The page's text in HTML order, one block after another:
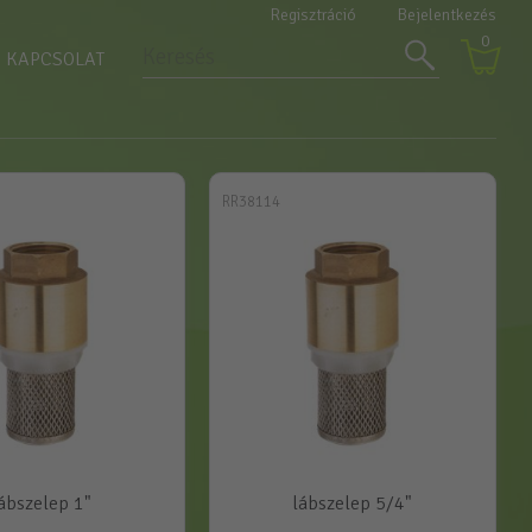
Regisztráció
Bejelentkezés
0
KAPCSOLAT
1"
RR38114
lábszelep 5/4"